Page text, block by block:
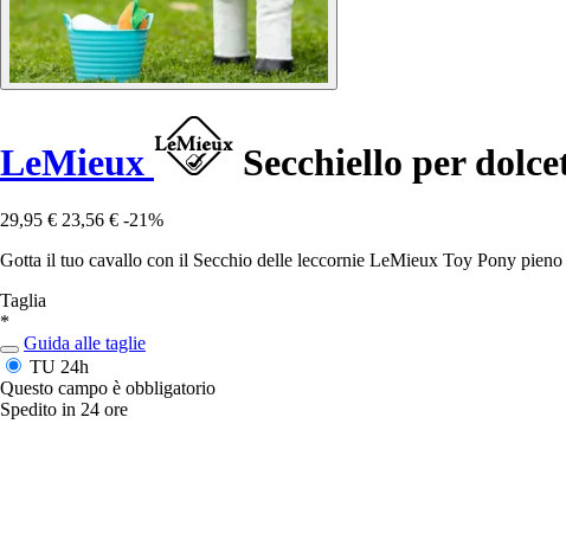
LeMieux Secchiello per
29,95 € 23,56 € -21%
Gotta il tuo cavallo con il Secchio delle leccornie LeMieux Toy Pony
Taglia
*
Guida alle taglie
TU 24h
Questo campo è obbligatorio
Spedito in 24 ore